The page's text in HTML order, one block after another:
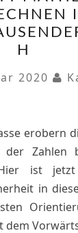
KLASSE
4,5
RECHNEN
IM
H
2020
erobern
der Zahlen
Hier ist
in
dem